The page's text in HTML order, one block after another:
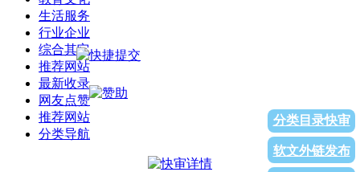
生活服务
行业企业
综合其它
推荐网站
最新收录
网友点赞
推荐网站
分类导航
分类目录快审
软文外链发布